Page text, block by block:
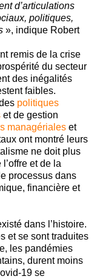
d’articulations
politiques,
», indique Robert
remis de la crise
du secteur
des inégalités
faibles.
politiques
et de gestion
managériales et
ont montré leurs
ne doit plus
et de la
processus dans
financière et
dans l’histoire.
et se sont traduites
les pandémies
durent moins
19 se